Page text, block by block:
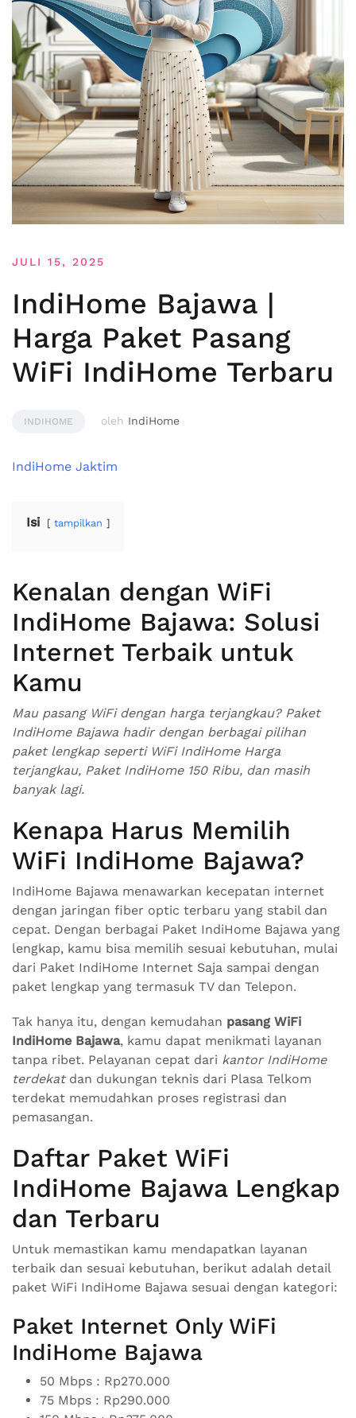
JULI 15, 2025
IndiHome Bajawa |
Harga Paket Pasang
WiFi IndiHome Terbaru
INDIHOME oleh IndiHome
IndiHome Jaktim
Isi tampilkan
Kenalan dengan WiFi
IndiHome Bajawa: Solusi
Internet Terbaik untuk
Kamu
Mau pasang WiFi dengan harga terjangkau? Paket
IndiHome Bajawa hadir dengan berbagai pilihan
paket lengkap seperti WiFi IndiHome Harga
terjangkau, Paket IndiHome 150 Ribu, dan masih
banyak lagi.
Kenapa Harus Memilih
WiFi IndiHome Bajawa?
IndiHome Bajawa menawarkan kecepatan internet
dengan jaringan fiber optic terbaru yang stabil dan
cepat. Dengan berbagai Paket IndiHome Bajawa yang
lengkap, kamu bisa memilih sesuai kebutuhan, mulai
dari Paket IndiHome Internet Saja sampai dengan
paket lengkap yang termasuk TV dan Telepon.
Tak hanya itu, dengan kemudahan pasang WiFi
IndiHome Bajawa, kamu dapat menikmati layanan
tanpa ribet. Pelayanan cepat dari kantor IndiHome
terdekatdan dukungan teknis dari Plasa Telkom
terdekat memudahkan proses registrasi dan
pemasangan.
Daftar Paket WiFi
IndiHome Bajawa Lengkap
dan Terbaru
Untuk memastikan kamu mendapatkan layanan
terbaik dan sesuai kebutuhan, berikut adalah detail
paket WiFi IndiHome Bajawa sesuai dengan kategori:
Paket Internet Only WiFi
IndiHome Bajawa
50 Mbps : Rp270.000
75 Mbps : Rp290.000